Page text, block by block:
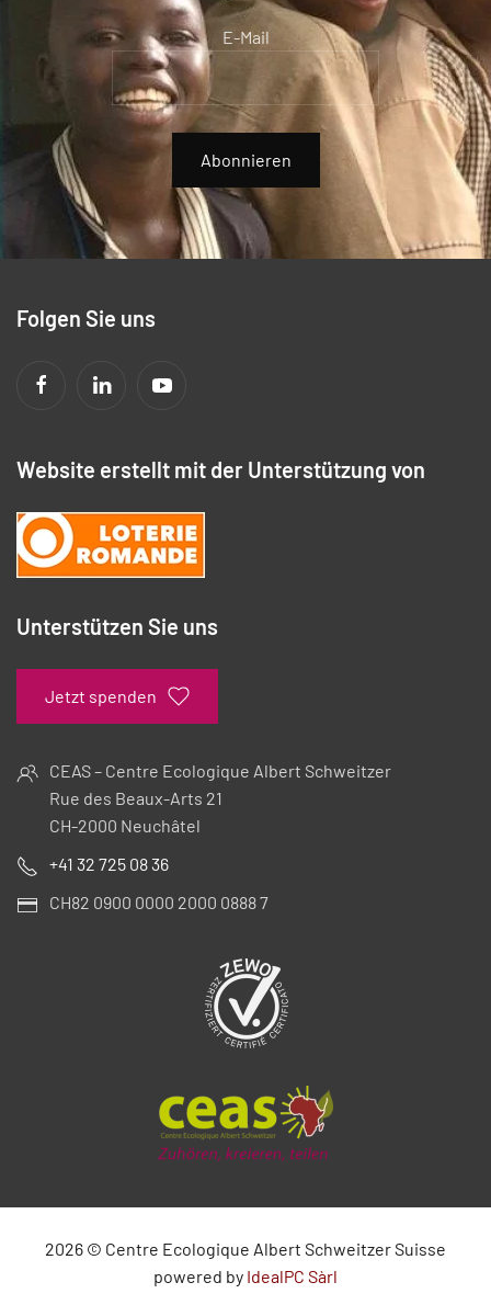
E-Mail
Abonnieren
Folgen Sie uns
Website erstellt mit der Unterstützung von
Unterstützen Sie uns
Jetzt spenden
CEAS – Centre Ecologique Albert Schweitzer
Rue des Beaux-Arts 21
CH-2000 Neuchâtel
+41 32 725 08 36
CH82 0900 0000 2000 0888 7
2026 © Centre Ecologique Albert Schweitzer Suisse
powered by IdealPC Sàrl